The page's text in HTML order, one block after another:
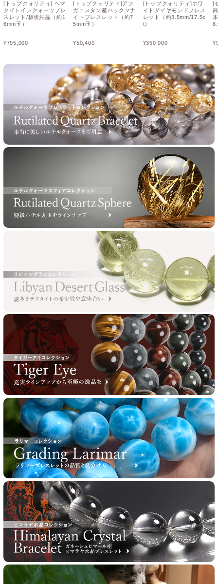
[トップクォリティ] ヘマ
タイトインクォーツブレ
スレット/板状結晶（約1
6mm玉）
¥795,000
[トップクォリティ]アフ
ガニスタン産ハックマナ
イトブレスレット（約7.
5mm玉）
¥50,400
[トップクォリティ]ホワ
イトダイヤモンドブレス
レット（約3.5mm/17.5c
t）
¥350,000
[
¥